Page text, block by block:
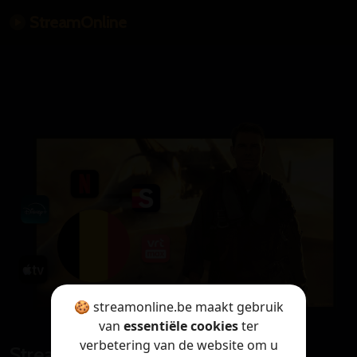
🍪 streamonline.be maakt gebruik
van essentiële cookiester
verbetering van de website om u